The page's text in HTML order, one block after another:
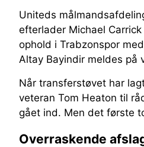
Uniteds
efterlader Michael
ophold i Trabzonspor
Altay Bayindir meldes på
Når transferstøvet har
veteran Tom Heaton til
gået ind. Men det første
Overraskende